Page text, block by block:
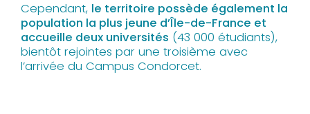
Cependant, le territoire possède également la
population la plus jeune d’Île-de-France et
accueille deux universités (43 000 étudiants),
bientôt rejointes par une troisième avec
l’arrivée du Campus Condorcet.